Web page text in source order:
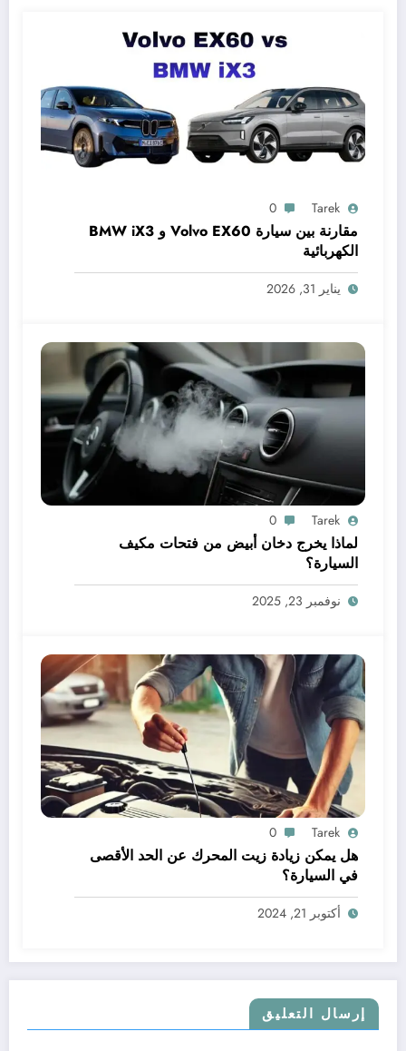
Tarek
0
مقارنة بين سيارة Volvo EX60 و BMW iX3
الكهربائية
يناير 31, 2026
Tarek
0
لماذا يخرج دخان أبيض من فتحات مكيف
السيارة؟
نوفمبر 23, 2025
Tarek
0
هل يمكن زيادة زيت المحرك عن الحد الأقصى
في السيارة؟
أكتوبر 21, 2024
إرسال التعليق